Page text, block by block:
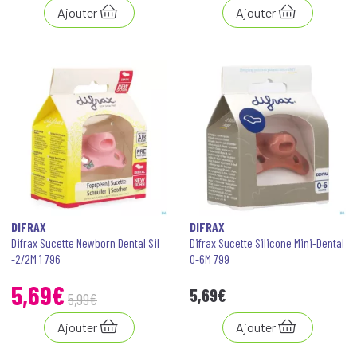
Ajouter Ajouter
DIFRAX
Difrax Sucette Newborn Dental Sil
-2/2M 1 796
5,69€ 5,99€
Ajouter
DIFRAX
Difrax Sucette Silicone Mini-Dental
0-6M 799
5,69€
Ajouter